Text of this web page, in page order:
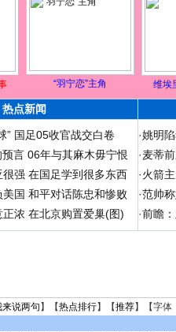
“羽宁恋”主角 维埃
热点新闻
” 国足05收官战交白卷
言 06年与其麻木毋宁恨
强 在国足学到很多东西
国 和平对话陈忠和惨败
浓 在北京购置爱巢(图)
·姚明
·麦蒂
·火箭
·范帅
·前瞻
来说两句 】【热点排行】【推荐】【字体